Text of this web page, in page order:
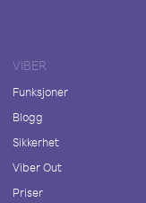
VIBER
Funksjoner
Blogg
Sikkerhet
Viber Out
Priser